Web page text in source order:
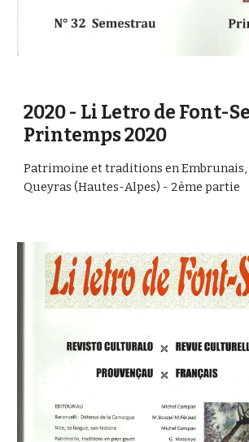
2020 - Li Letro de Font-
Printemps 2020
Patrimoine et traditions en
Queyras (Hautes-Alpes) - 2ème partie